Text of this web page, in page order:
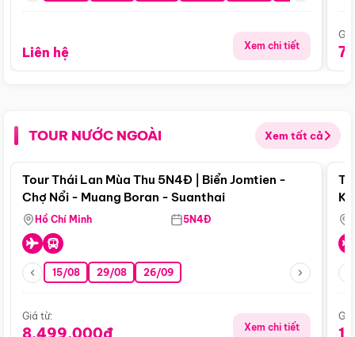
Liên hệ Xem chi tiết
TOUR NƯỚC NGOÀI Xem tất cả
Điểm nổi bật
Tour Thái Lan Mùa Thu 5N4Đ | Biển Jomtien -
Chợ Nổi - Muang Boran - Suanthai
Hồ Chí Minh 5N4Đ
15/08 29/08 26/09
Giá từ:
Xem chi tiết